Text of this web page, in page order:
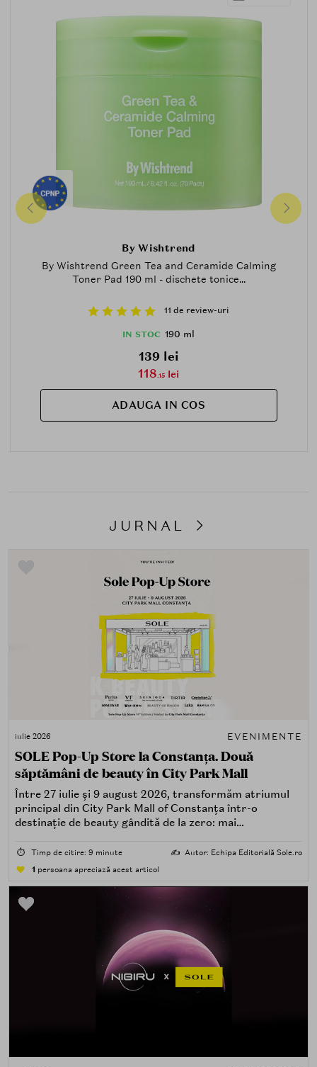
By Wishtrend
By Wishtrend Green Tea and Ceramide Calming
Toner Pad 190 ml - dischete tonice...
11 de review-uri
IN STOC 190 ml
139 lei
118.15 lei
ADAUGA IN COS
JURNAL
iulie 2026 EVENIMENTE
SOLE Pop-Up Store la Constanța. Două
săptămâni de beauty în City Park Mall
Între 27 iulie și 9 august 2026, transformăm atriumul
principal din City Park Mall of Constanța într-o
destinație de beauty gândită de la zero: mai
care îți place, de fapt, să descoperi produse — testând,
atingând, comparând, întrebând.
⏱️ Timp de citire: 9 minute ✍️ Autor: Echipa Editorială Sole.ro
1 persoana apreciază acest articol